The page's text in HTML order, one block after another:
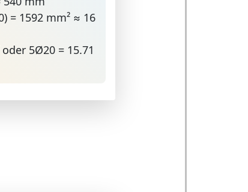
= 1592 mm² ≈ 16
5Ø20 = 15.71